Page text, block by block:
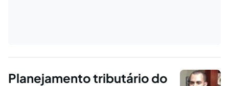
Planejamento tributário do